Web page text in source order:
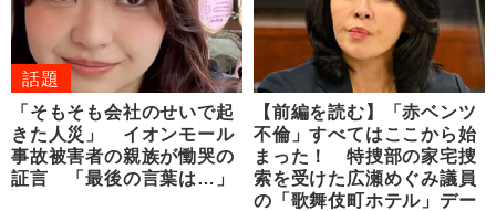
話題
「そもそも会社のせいで起
きた人災」 イオンモール
事故被害者の親族が慟哭の
証言 「最後の言葉は…」
【前編を読む】「赤ベンツ
不倫」すべてはここから始
まった！ 特捜部の家宅捜
索を受けた広瀬めぐみ議員
の「歌舞伎町ホテル」デー